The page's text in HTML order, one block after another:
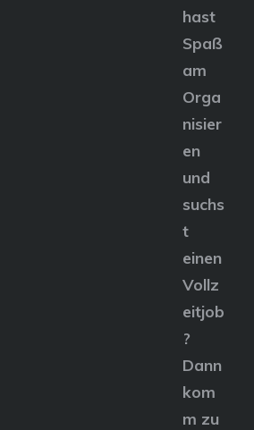
hast
Spaß
am
Orga
nisier
en
und
suchs
t
einen
Vollz
eitjob
?
Dann
kom
m zu